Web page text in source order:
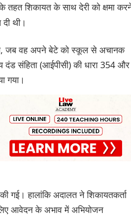
शिकायत के साथ देरी को क्षमा
थी।
जब वह अपने बेटे को स्कूल से अचानक
संहिता (आईपीसी) की धारा 354 और
गया।
हालांकि अदालत ने शिकायतकर्ता
लिए आवेदन के अभाव में अभियोजन